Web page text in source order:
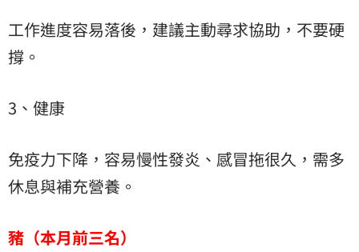
工作進度容易落後，建議主動尋求協助，不要硬
撐。
3、健康
免疫力下降，容易慢性發炎、感冒拖很久，需多
休息與補充營養。
豬（本月前三名）